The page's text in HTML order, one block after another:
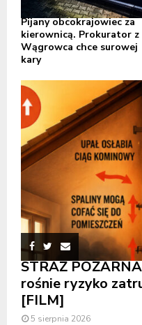
Pijany obcokrajowiec za
kierownicą. Prokurator z
Wągrowca chce surowej
kary
STRAŻ
rośnie ryzyko
[FILM]
5 sierpnia 2026